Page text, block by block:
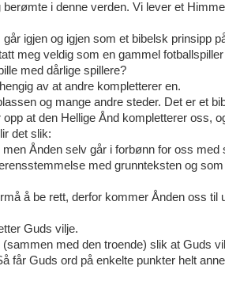
i denne verden. Vi lever et
igjen og igjen som et bibelsk prinsipp
meg veldig som en gammel
med dårlige spillere?
av at andre kompletterer en.
og mange andre steder. Det er et
at den Hellige Ånd kompletterer oss,
det slik:
Ånden selv går i forbønn for oss
med grunnteksten og
å be rett, derfor kommer Ånden oss
Guds vilje.
med den troende) slik at Guds
får Guds ord på enkelte punkter helt